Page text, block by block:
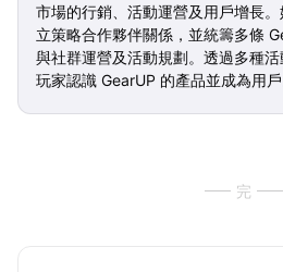
市場的行銷、活動運營及用戶增長
立策略合作夥伴關係，並統籌多條
與社群運營及活動規劃。透過多種
玩家認識 GearUP 的產品並成為用戶
完